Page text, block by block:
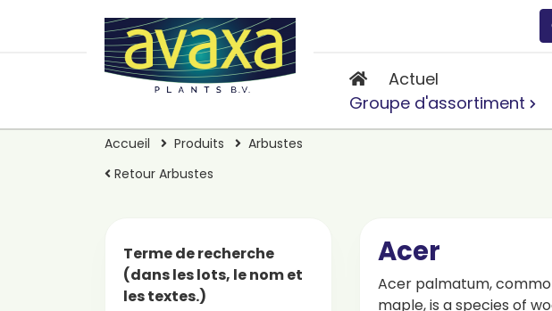
Actuel
Groupe d'assortiment
Accueil Produits
Arbustes
Retour Arbustes
Terme de recherche
(dans les lots, le nom et
les textes.)
Acer
Acer palmatum,
maple, is a species of